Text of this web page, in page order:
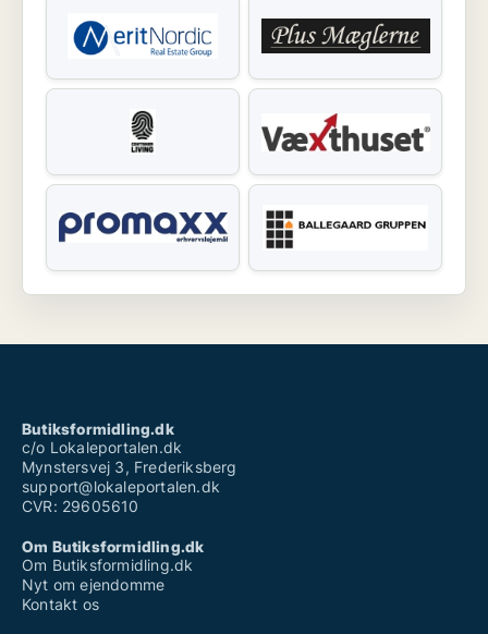
Butiksformidling.dk
c/o Lokaleportalen.dk
Mynstersvej 3, Frederiksberg
support@lokaleportalen.dk
CVR: 29605610
Om Butiksformidling.dk
Om Butiksformidling.dk
Nyt om ejendomme
Kontakt os